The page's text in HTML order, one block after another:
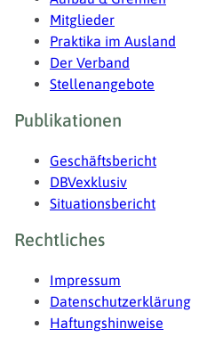
Mitglieder
Praktika im Ausland
Der Verband
Stellenangebote
Publikationen
Geschäftsbericht
DBVexklusiv
Situationsbericht
Rechtliches
Impressum
Datenschutzerklärung
Haftungshinweise